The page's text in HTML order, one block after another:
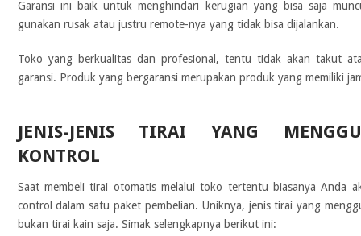
Garansi ini baik untuk menghindari kerugian yang bisa saja
gunakan rusak atau justru remote-nya yang tidak bisa dijalankan.
Toko yang berkualitas dan profesional, tentu tidak akan takut
garansi. Produk yang bergaransi merupakan produk yang memiliki
JENIS-JENIS TIRAI YANG
KONTROL
Saat membeli tirai otomatis melalui toko tertentu biasanya Anda
control dalam satu paket pembelian. Uniknya, jenis tirai yang
bukan tirai kain saja. Simak selengkapnya berikut ini: